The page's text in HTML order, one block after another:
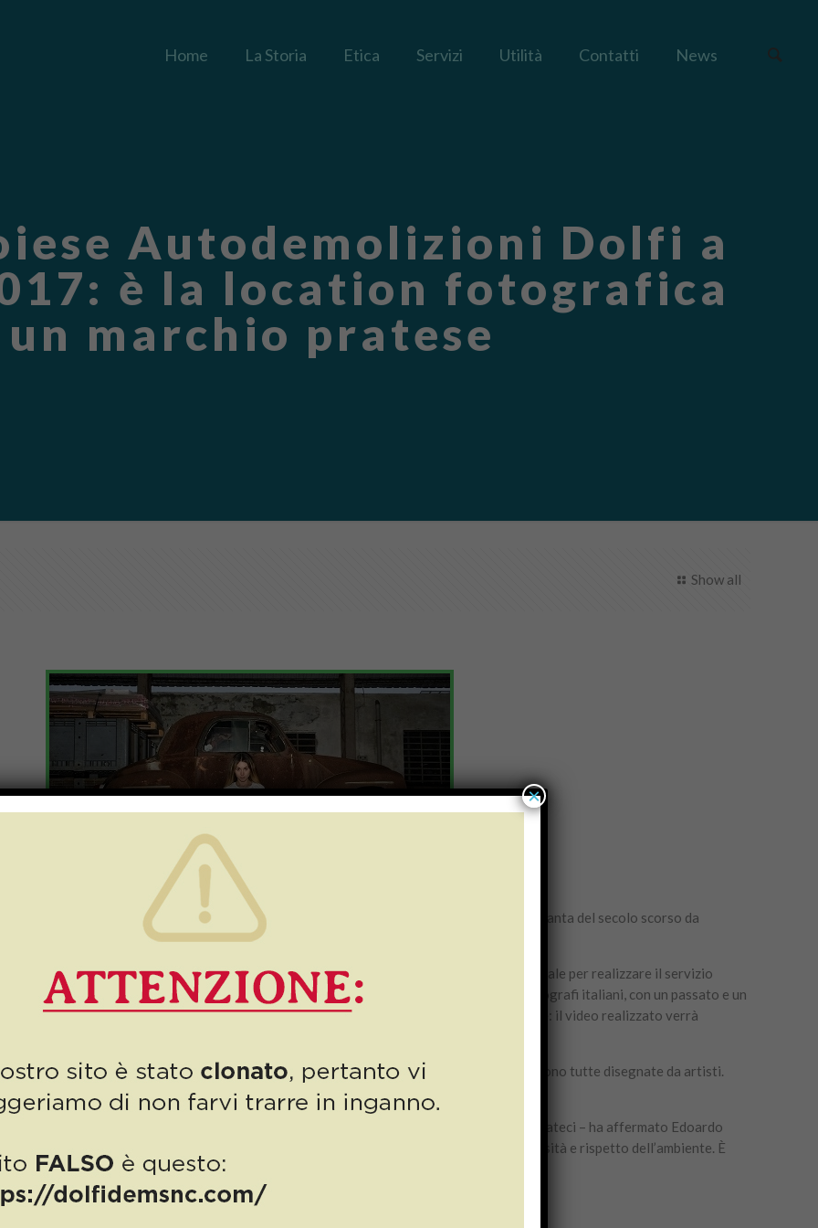
Home La Storia Etica Servizi Utilità Contatti News
Autodemolizioni Dolfi a
è la location fotografica
marchio pratese
Show all
riconoscimento di valore per Autodemolizioni Dolfi, l’azienda creata negli anni Cinquanta del secolo scorso da
esporrà nella prestigiosa vetrina di Pitti Uomo a Firenze, ha optato per l’azienda di Canapale per realizzare il servizio
nella location l’artista Alessandro Fabiano, uno dei più conosciuti e apprezzati fotografi italiani, con un passato e un
shooting anche il videomaker Francesco Vannetti, che ha seguito le riprese del backstage: il video realizzato verrà
all’Arte, attraverso la semplicità della T-Shirt. Le collezioni delle T-Shirt Double Excess sono tutte disegnate da artisti.
Thompson, Lorenzo Pavia e Luca Bolognese “Il Gaut”.
in primis per la importante realtà che è e poi per la sublime accoglienza e ospitalità riservateci – ha affermato Edoardo
ad altri perché ha alle spalle 60 anni di storia integerrima, fatta di serietà, scrupolosità e rispetto dell’ambiente. È
collezioni a tema donne e motori”.
Cristina e Paolo Dolfi.
×